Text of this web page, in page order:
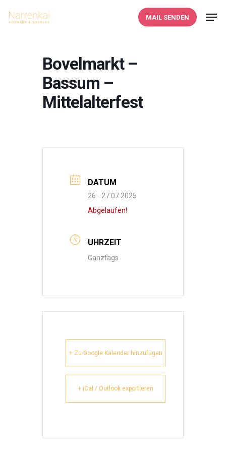
to
MAIL SENDEN
Bovelmarkt –
Bassum –
Mittelalterfest
DATUM
26 - 27 07 2025
Abgelaufen!
UHRZEIT
Ganztags
+ Zu Google Kalender hinzufügen
+ iCal / Outlook exportieren